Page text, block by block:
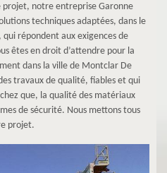
notre entreprise Garonne
techniques adaptées, dans le
qui répondent aux exigences de
êtes en droit d’attendre pour la
dans la ville de Montclar De
travaux de qualité, fiables et qui
que, la qualité des matériaux
de sécurité. Nous mettons tous
projet.